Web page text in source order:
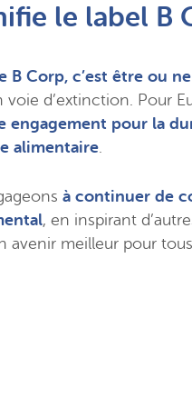
le label B
B Corp, c’est être ou
voie d’extinction. Pour
engagement pour la
alimentaire.
à continuer de
, en inspirant
avenir meilleur pour